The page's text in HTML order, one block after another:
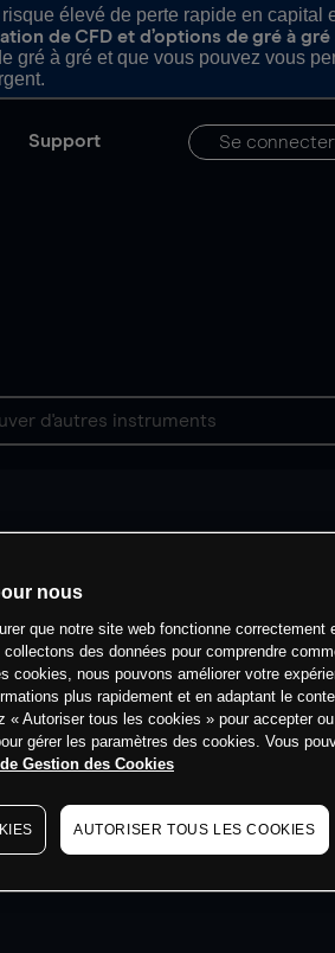
élevé de perte rapide en capital
de CFD et d’options de gré à
à gré et que vous pouvez vous
Support Se connecter
nous
que notre site web fonctionne correctement
des données pour comprendre
cookies, nous pouvons améliorer votre
plus rapidement et en adaptant le
« Autoriser tous les cookies » pour accepter ou
gérer les paramètres des cookies. Vous
Gestion des Cookies
AUTORISER TOUS LES COOKIES